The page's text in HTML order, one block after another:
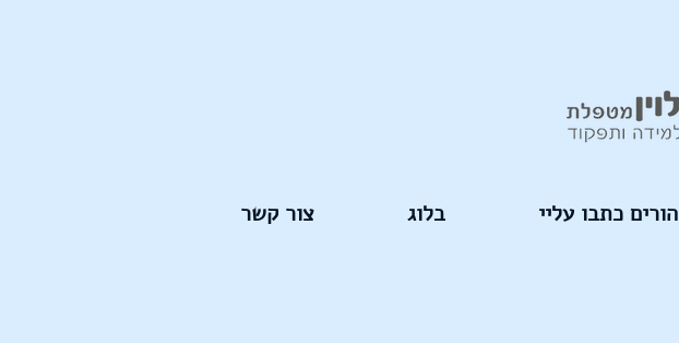
הורים כתבו עליי בלוג צור קשר